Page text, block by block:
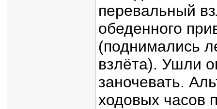
перевальный
обеденного
(поднимались
взлёта). Ушли
заночевать.
ходовых часов